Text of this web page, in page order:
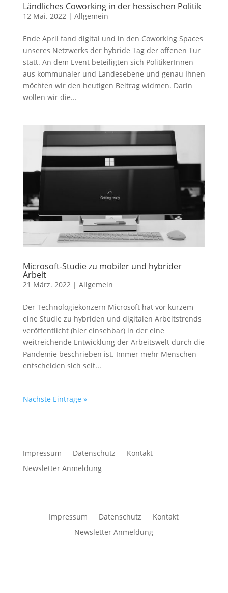
Ländliches Coworking in der hessischen Politik
12 Mai. 2022| Allgemein
Ende April fand digital und in den Coworking Spaces
unseres Netzwerks der hybride Tag der offenen Tür
statt. An dem Event beteiligten sich PolitikerInnen
aus kommunaler und Landesebene und genau Ihnen
möchten wir den heutigen Beitrag widmen. Darin
wollen wir die...
Microsoft-Studie zu mobiler und hybrider
Arbeit
21 März. 2022| Allgemein
Der Technologiekonzern Microsoft hat vor kurzem
eine Studie zu hybriden und digitalen Arbeitstrends
veröffentlicht (hier einsehbar) in der eine
weitreichende Entwicklung der Arbeitswelt durch die
Pandemie beschrieben ist. Immer mehr Menschen
entscheiden sich seit...
Nächste Einträge »
Impressum Datenschutz
Kontakt
Newsletter Anmeldung
Impressum Datenschutz
Kontakt
Newsletter Anmeldung